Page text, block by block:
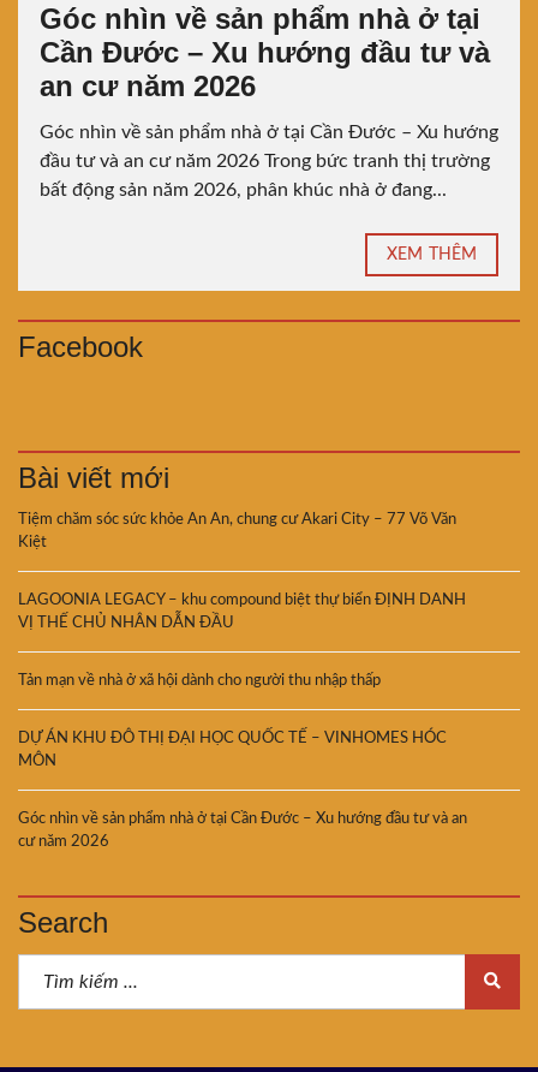
Góc nhìn về sản phẩm nhà ở tại
Cần Đước – Xu hướng đầu tư và
an cư năm 2026
Góc nhìn về sản phẩm nhà ở tại Cần Đước – Xu hướng
đầu tư và an cư năm 2026 Trong bức tranh thị trường
bất động sản năm 2026, phân khúc nhà ở đang...
XEM THÊM
Facebook
Bài viết mới
Tiệm chăm sóc sức khỏe An An, chung cư Akari City – 77 Võ Văn
Kiệt
LAGOONIA LEGACY – khu compound biệt thự biển ĐỊNH DANH
VỊ THẾ CHỦ NHÂN DẪN ĐẦU
Tản mạn về nhà ở xã hội dành cho người thu nhập thấp
DỰ ÁN KHU ĐÔ THỊ ĐẠI HỌC QUỐC TẾ – VINHOMES HÓC
MÔN
Góc nhìn về sản phẩm nhà ở tại Cần Đước – Xu hướng đầu tư và an
cư năm 2026
Search